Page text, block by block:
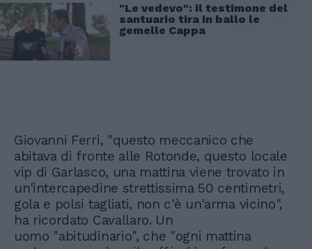
"Le vedevo": il testimone del
santuario tira in ballo le
gemelle Cappa
Giovanni Ferri, "questo meccanico che
abitava di fronte alle Rotonde, questo locale
vip di Garlasco, una mattina viene trovato in
un'intercapedine strettissima 50 centimetri,
gola e polsi tagliati, non c'è un'arma vicino",
ha ricordato Cavallaro. Un
uomo "abitudinario", che "ogni mattina